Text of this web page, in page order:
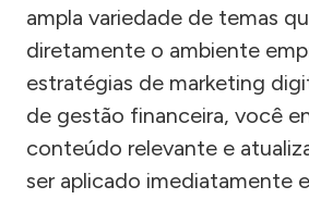
ampla variedade de temas
diretamente o ambiente
estratégias de marketing
de gestão financeira, você
conteúdo relevante e
ser aplicado imediatamente